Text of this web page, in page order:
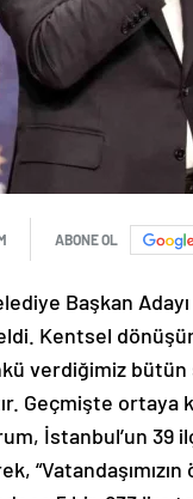
Kentsel
verdiğimiz
Geçmişte
İstanbul’un 39
5 bin 833 lira